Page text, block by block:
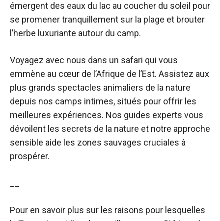
émergent des eaux du lac au coucher du soleil pour
se promener tranquillement sur la plage et brouter
l’herbe luxuriante autour du camp.
Voyagez avec nous dans un safari qui vous
emmène au cœur de l’Afrique de l’Est. Assistez aux
plus grands spectacles animaliers de la nature
depuis nos camps intimes, situés pour offrir les
meilleures expériences. Nos guides experts vous
dévoilent les secrets de la nature et notre approche
sensible aide les zones sauvages cruciales à
prospérer.
Pour en savoir plus sur les raisons pour lesquelles